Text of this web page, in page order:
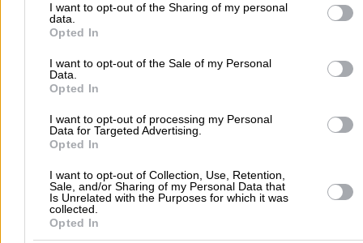
to Google and its third-party tags to use your data for below
purposes in below Google consent section.
I want to opt-out of the Sharing of my personal
data.
Opted In
I want to opt-out of the Sale of my Personal
Data.
Opted In
I want to opt-out of processing my Personal
Data for Targeted Advertising.
Opted In
I want to opt-out of Collection, Use, Retention,
Sale, and/or Sharing of my Personal Data that
Is Unrelated with the Purposes for which it was
collected.
Opted In
περισσότερα >>
Θεσσαλονίκη Λάρισα
Περιστέρι Καβάλα
Πειραιάς Κέρκυρα Χανιά Καλαμάτα
περισσότερα >>
Χρήσιμα Σήμερα
Εφημερίες Φαρμακείων
Εφημερίες Νοσοκομείων
Τιμές Καυσίμων